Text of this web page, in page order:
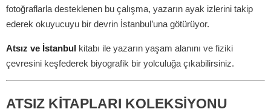
fotoğraflarla desteklenen bu çalışma, yazarın ayak izlerini takip
ederek okuyucuyu bir devrin İstanbul’una götürüyor.
Atsız ve İstanbul kitabı ile yazarın yaşam alanını ve fiziki
çevresini keşfederek biyografik bir yolculuğa çıkabilirsiniz.
ATSIZ KITAPLARI KOLEKSIYONU